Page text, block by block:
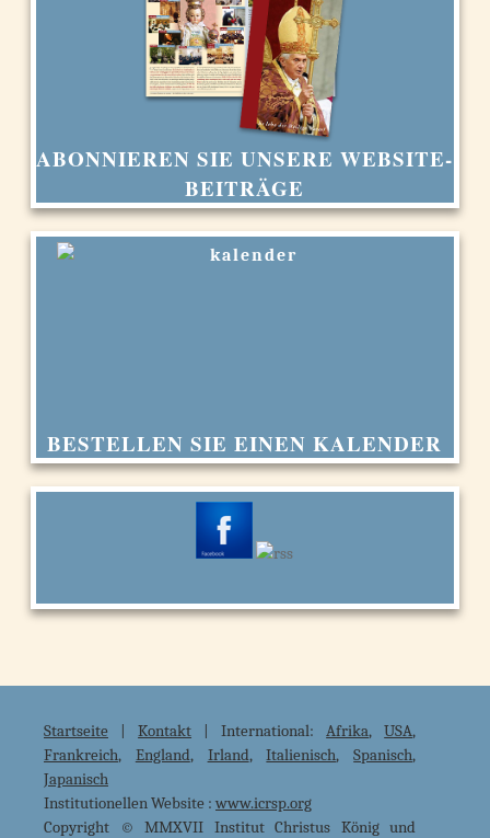
ABONNIEREN SIE UNSERE WEBSITE-
BEITRÄGE
BESTELLEN SIE EINEN KALENDER
Startseite |Kontakt | International:Afrika,USA,
Frankreich, England, Irland,Italienisch,Spanisch,
Japanisch
Institutionellen Website : www.icrsp.org
Copyright © MMXVII Institut Christus König und